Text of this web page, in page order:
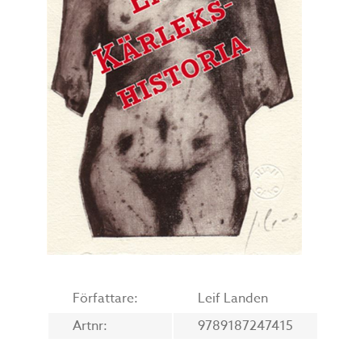
Författare:
Leif Landen
Artnr:
9789187247415